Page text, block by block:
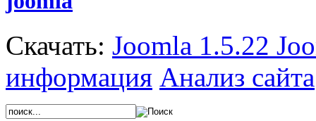
Скачать: Joomla 1.5.22
информация Анализ сайта